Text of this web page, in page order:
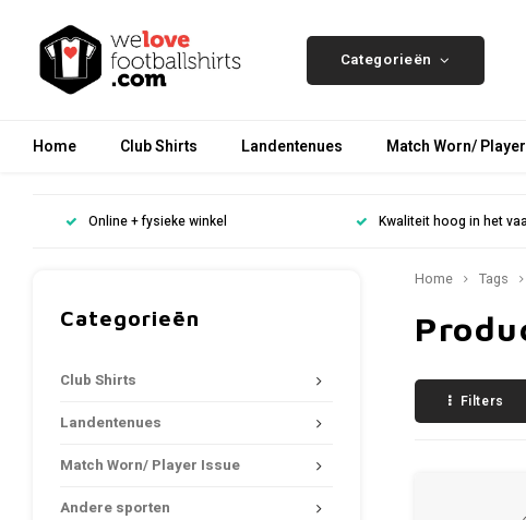
Categorieën
Home Club Shirts Landentenues Match Worn/
Online + fysieke winkel Kwaliteit hoog in het
Categorieën
Club Shirts
Landentenues
Match Worn/ Player Issue
Andere sporten
Home Tags
Filters